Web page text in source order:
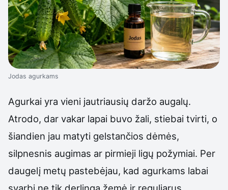
Jodas agurkams
Agurkai yra vieni jautriausių daržo augalų.
Atrodo, dar vakar lapai buvo žali, stiebai tvirti, o
šiandien jau matyti gelstančios dėmės,
silpnesnis augimas ar pirmieji ligų požymiai. Per
daugelį metų pastebėjau, kad agurkams labai